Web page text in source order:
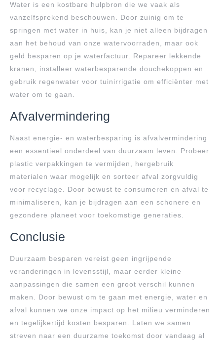
Water is een kostbare hulpbron die we vaak als
vanzelfsprekend beschouwen. Door zuinig om te
springen met water in huis, kan je niet alleen bijdragen
aan het behoud van onze watervoorraden, maar ook
geld besparen op je waterfactuur. Repareer lekkende
kranen, installeer waterbesparende douchekoppen en
gebruik regenwater voor tuinirrigatie om efficiënter met
water om te gaan.
Afvalvermindering
Naast energie- en waterbesparing is afvalvermindering
een essentieel onderdeel van duurzaam leven. Probeer
plastic verpakkingen te vermijden, hergebruik
materialen waar mogelijk en sorteer afval zorgvuldig
voor recyclage. Door bewust te consumeren en afval te
minimaliseren, kan je bijdragen aan een schonere en
gezondere planeet voor toekomstige generaties.
Conclusie
Duurzaam besparen vereist geen ingrijpende
veranderingen in levensstijl, maar eerder kleine
aanpassingen die samen een groot verschil kunnen
maken. Door bewust om te gaan met energie, water en
afval kunnen we onze impact op het milieu verminderen
en tegelijkertijd kosten besparen. Laten we samen
streven naar een duurzame toekomst door vandaag al